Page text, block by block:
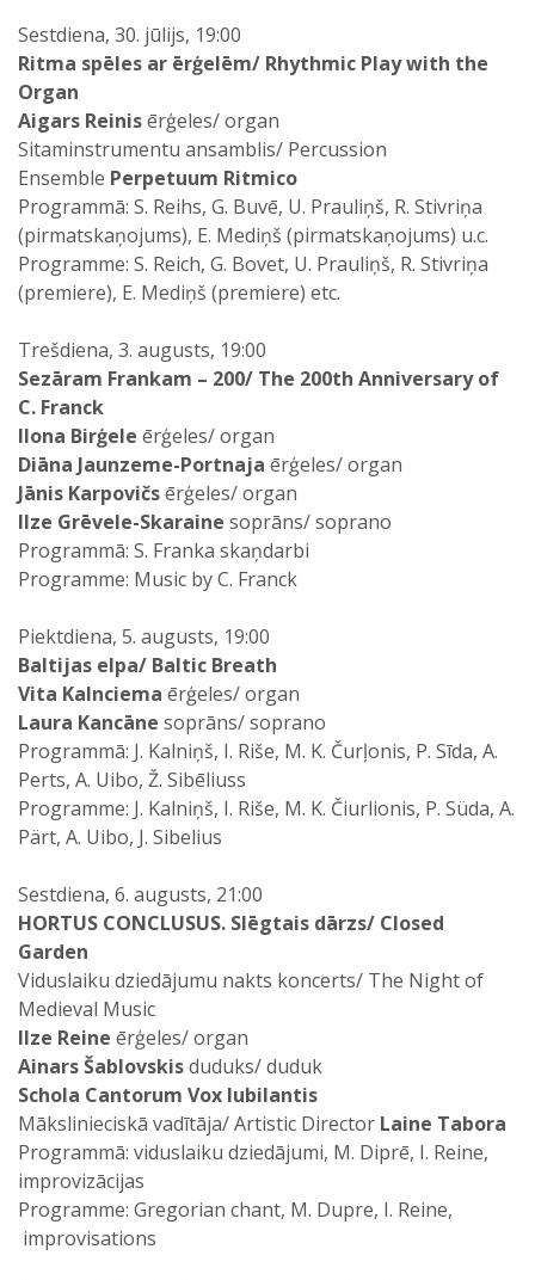
Sestdiena, 30. jūlijs, 19:00
Ritma spēles ar ērģelēm/ Rhythmic Play with the
Organ
Aigars Reinisērģeles/ organ
Sitaminstrumentu ansamblis/ Percussion
Ensemble Perpetuum Ritmico
Programmā: S. Reihs, G. Buvē, U. Prauliņš, R. Stivriņa
(pirmatskaņojums), E. Mediņš (pirmatskaņojums) u.c.
Programme: S. Reich, G. Bovet, U. Prauliņš, R. Stivriņa
(premiere), E. Mediņš (premiere) etc.
Trešdiena, 3. augusts, 19:00
Sezāram Frankam – 200/ The 200th Anniversary of
C. Franck
Ilona Birģele ērģeles/ organ
Diāna Jaunzeme-Portnaja ērģeles/ organ
Jānis Karpovičsērģeles/ organ
Ilze Grēvele-Skaraine soprāns/ soprano
Programmā: S. Franka skaņdarbi
Programme: Music by C. Franck
Piektdiena, 5. augusts, 19:00
Baltijas elpa/ Baltic Breath
Vita Kalnciema ērģeles/ organ
Laura Kancāne soprāns/ soprano
Programmā: J. Kalniņš, I. Riše, M. K. Čurļonis, P. Sīda, A.
Perts, A. Uibo, Ž. Sibēliuss
Programme: J. Kalniņš, I. Riše, M. K. Čiurlionis, P. Süda, A.
Pärt, A. Uibo, J. Sibelius
Sestdiena, 6. augusts, 21:00
HORTUS CONCLUSUS. Slēgtais dārzs/ Closed
Garden
Viduslaiku dziedājumu nakts koncerts/ The Night of
Medieval Music
Ilze Reine ērģeles/ organ
Ainars Šablovskisduduks/ duduk
Schola Cantorum Vox Iubilantis
Mākslinieciskā vadītāja/ Artistic Director Laine Tabora
Programmā: viduslaiku dziedājumi, M. Diprē, I. Reine,
improvizācijas
Programme: Gregorian chant, M. Dupre, I. Reine,
improvisations